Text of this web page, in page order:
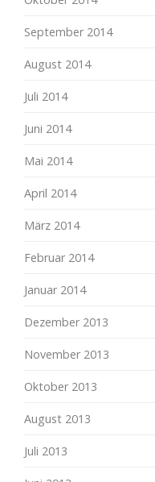
September 2014
August 2014
Juli 2014
Juni 2014
Mai 2014
April 2014
März 2014
Februar 2014
Januar 2014
Dezember 2013
November 2013
Oktober 2013
August 2013
Juli 2013